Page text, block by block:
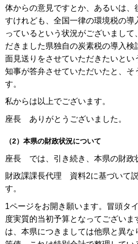
体からの意見ですとか、あるいは、
すけれども、全国一律の環境税の導
っているという状況がございまして
だきました県独自の炭素税の導入検
面見送りをさせていただきたいとい
知事が答弁させていただいたと、そ
す。
私からは以上でございます。
座長 ありがとうございました。
（2）本県の財政状況について
座長 では、引き続き、本県の財政
財政課課長代理 資料2に基づいて
す。
1ページをお開き願います。冒頭タ
度実質的当初予算となってございま
は、本県につきましては他県と異な